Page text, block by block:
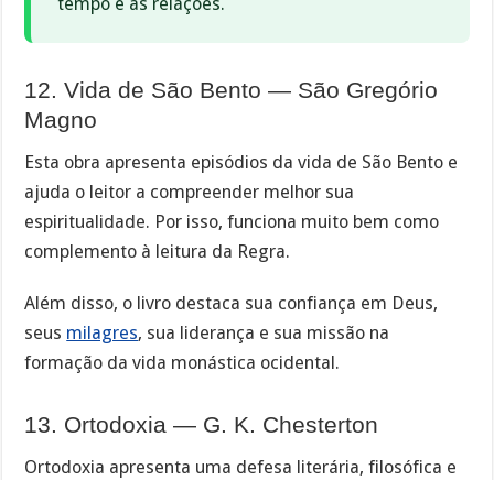
tempo e às relações.
12. Vida de São Bento — São Gregório
Magno
Esta obra apresenta episódios da vida de São Bento e
ajuda o leitor a compreender melhor sua
espiritualidade. Por isso, funciona muito bem como
complemento à leitura da Regra.
Além disso, o livro destaca sua confiança em Deus,
seus milagres, sua liderança e sua missão na
formação da vida monástica ocidental.
13. Ortodoxia — G. K. Chesterton
Ortodoxia apresenta uma defesa literária, filosófica e